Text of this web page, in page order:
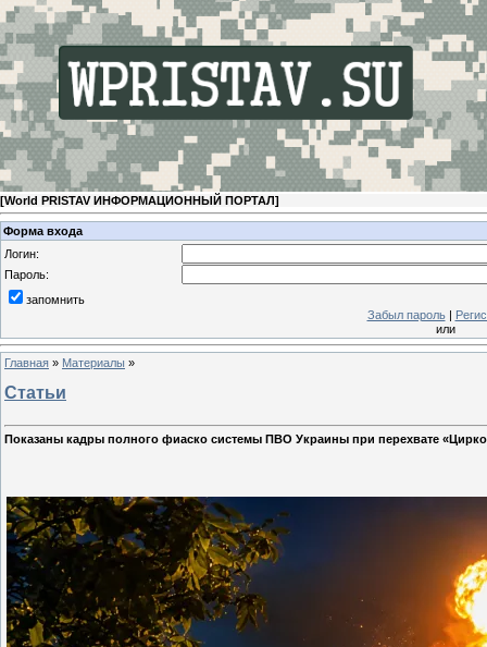
[World PRISTAV ИНФОРМАЦИОННЫЙ ПОРТАЛ]
Форма входа
Логин:
Пароль:
запомнить
Забыл пароль|
или
Главная » Материалы »
Статьи
Показаны кадры полного фиаско системы ПВО Украины при перехвате